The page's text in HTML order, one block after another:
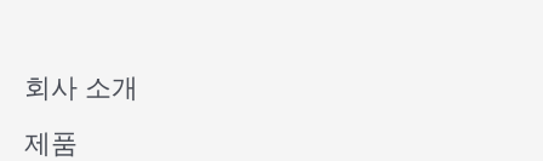
회사 소개
제품